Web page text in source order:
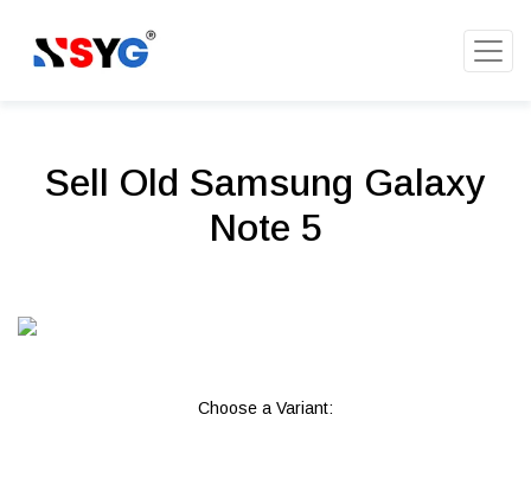
Sell Old Samsung Galaxy
Note 5
Choose a Variant: